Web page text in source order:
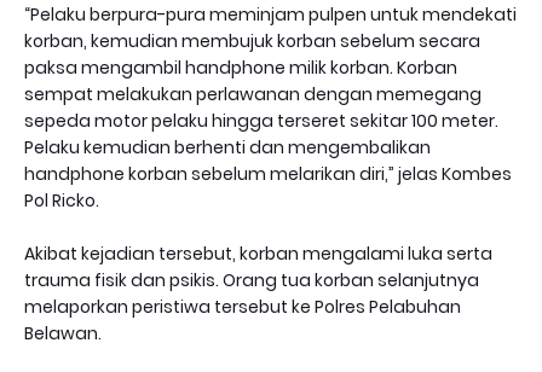
“Pelaku berpura-pura meminjam pulpen untuk mendekati
korban, kemudian membujuk korban sebelum secara
paksa mengambil handphone milik korban. Korban
sempat melakukan perlawanan dengan memegang
sepeda motor pelaku hingga terseret sekitar 100 meter.
Pelaku kemudian berhenti dan mengembalikan
handphone korban sebelum melarikan diri,” jelas Kombes
Pol Ricko.
Akibat kejadian tersebut, korban mengalami luka serta
trauma fisik dan psikis. Orang tua korban selanjutnya
melaporkan peristiwa tersebut ke Polres Pelabuhan
Belawan.